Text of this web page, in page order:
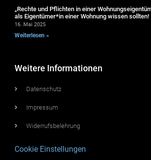
„Rechte und Pflichten in einer
als Eigentümer*in einer Wohnung wissen sollten!
16. Mai 2025
Weiterlesen »
Weitere Informationen
Datenschutz
Impressum
Widerrufsbelehrung
Cookie Einstellungen